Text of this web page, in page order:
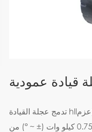
تدمج عجلة القيادة hllمحرك رأسي قوي 54.343 تيار متردد (عزم
دوران 14.8 نانومتر) مع توجيه مؤازر 0.75 كيلو وات (± ~ °) من